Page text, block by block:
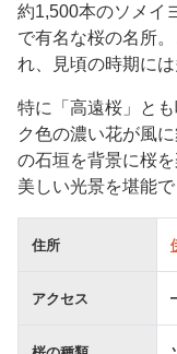
約1,500本のソメイ
で有名な桜の名所
れ、見頃の時期に
特に「高遠桜」と
ク色の濃い花が風
の石垣を背景に桜
美しい光景を堪能で
住所
アクセス